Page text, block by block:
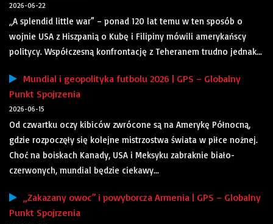
2026-06-22
„A splendid little war” – ponad 120 lat temu w ten sposób o
wojnie USA z Hiszpanią o Kubę i Filipiny mówili amerykańscy
politycy. Współczesną konfrontację z Teheranem trudno jednak...
Mundial i geopolityka futbolu 2026 | GPS – Globalny
Punkt Spojrzenia
2026-06-15
Od czwartku oczy kibiców zwrócone są na Amerykę Północną,
gdzie rozpoczęły się kolejne mistrzostwa świata w piłce nożnej.
Choć na boiskach Kanady, USA i Meksyku zabraknie biało-
czerwonych, mundial będzie ciekawy...
„Zakazany owoc” i powyborcza Armenia | GPS – Globalny
Punkt Spojrzenia